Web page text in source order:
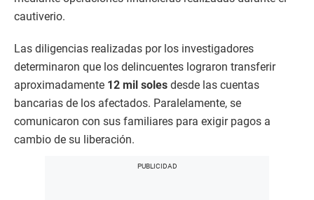
cautiverio.
Las diligencias realizadas por los investigadores
determinaron que los delincuentes lograron transferir
aproximadamente 12 mil soles desde las cuentas
bancarias de los afectados. Paralelamente, se
comunicaron con sus familiares para exigir pagos a
cambio de su liberación.